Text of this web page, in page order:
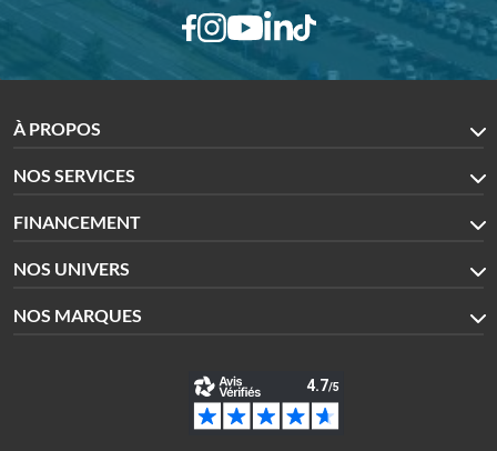
À PROPOS
NOS SERVICES
FINANCEMENT
NOS UNIVERS
NOS MARQUES